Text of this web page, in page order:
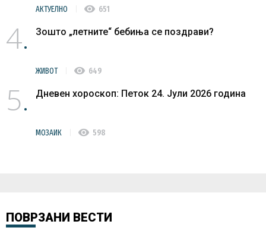
АКТУЕЛНО visibility 651
4 Зошто „летните“ бебиња се поздрави?
ЖИВОТ visibility 649
5 Дневен хороскоп: Петок 24. Јули 2026 година
МОЗАИК visibility 598
ПОВРЗАНИ ВЕСТИ